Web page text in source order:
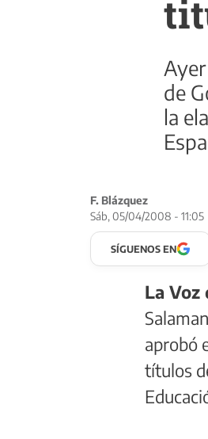
de
la
F. Blázquez
Sáb, 05/04/2008 - 11:05
SÍGUENOS EN
La Voz
aprobó
títulos